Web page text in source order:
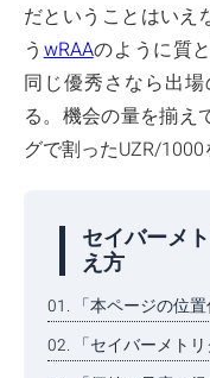
だということはいえ
う wRAAのように質
同じ優秀さなら出
る。機会の量を揃え
グで割ったUZR/1000
セイバーメ
え方
01. 「本ページの位置
02. 「セイバーメトリ